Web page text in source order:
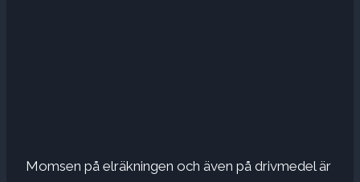
Momsen på elräkningen och även på drivmedel är